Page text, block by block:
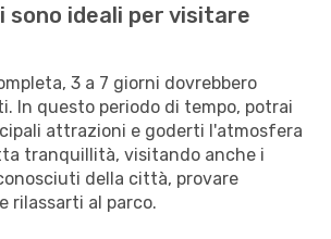
sono ideali per visitare
3 a 7 giorni dovrebbero
In questo periodo di tempo, potrai
attrazioni e goderti l'atmosfera
tranquillità, visitando anche i
della città, provare
rilassarti al parco.